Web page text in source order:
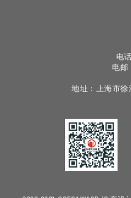
电
电邮
地址：上海市徐